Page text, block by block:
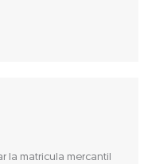
la matricula mercantil